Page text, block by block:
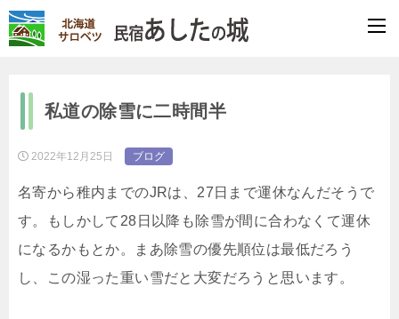
私道の除雪に二時間半
2022年12月25日 ブログ
名寄から稚内までのJRは、27日まで運休なんだそうで
す。もしかして28日以降も除雪が間に合わなくて運休
になるかもとか。まあ除雪の優先順位は最低だろう
し、この湿った重い雪だと大変だろうと思います。